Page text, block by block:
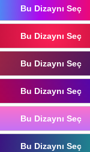
Bu Dizaynı Seç
Bu Dizaynı Seç
Bu Dizaynı Seç
Bu Dizaynı Seç
Bu Dizaynı Seç
Bu Dizaynı Seç